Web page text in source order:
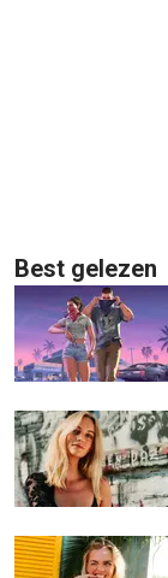
Best gelezen